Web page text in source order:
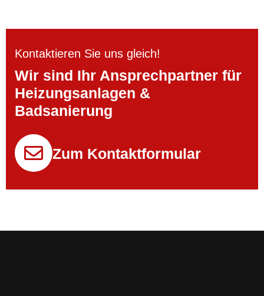
Kontaktieren Sie uns gleich!
Wir sind Ihr Ansprechpartner für
Heizungsanlagen &
Badsanierung
Zum Kontaktformular